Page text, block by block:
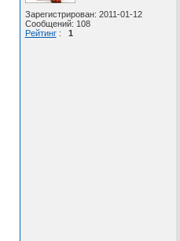
Зарегистрирован: 2011-01-12
Сообщений: 108
Рейтинг: 1